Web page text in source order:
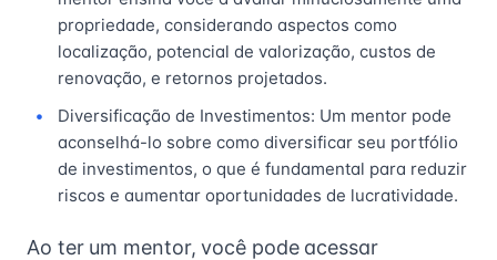
propriedade, considerando aspectos como
localização, potencial de valorização, custos de
renovação, e retornos projetados.
Diversificação de Investimentos: Um mentor pode
aconselhá-lo sobre como diversificar seu portfólio
de investimentos, o que é fundamental para reduzir
riscos e aumentar oportunidades de lucratividade.
Ao ter um mentor, você pode acessar